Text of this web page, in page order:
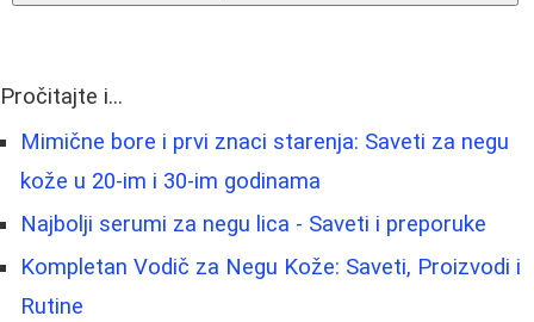
Pročitajte i...
Mimične bore i prvi znaci starenja: Saveti za negu
kože u 20-im i 30-im godinama
Najbolji serumi za negu lica - Saveti i preporuke
Kompletan Vodič za Negu Kože: Saveti, Proizvodi i
Rutine